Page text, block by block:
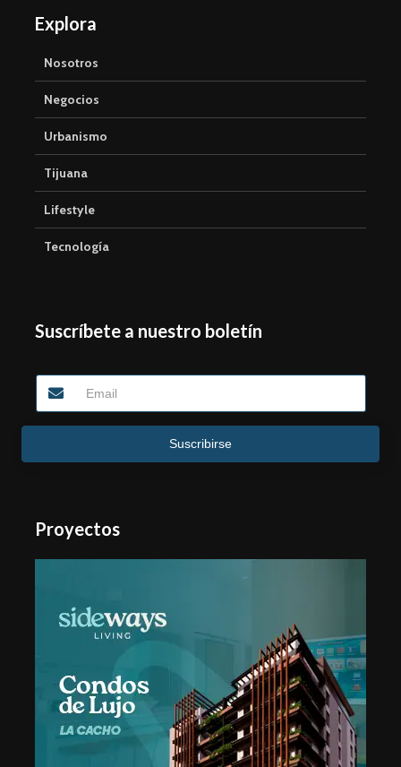
Explora
Nosotros
Negocios
Urbanismo
Tijuana
Lifestyle
Tecnología
Suscríbete a nuestro boletín
Suscribirse
Proyectos